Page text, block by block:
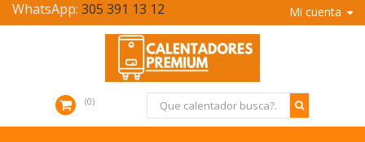
Mi cuenta
WhatsApp: 305 391 13 12
0